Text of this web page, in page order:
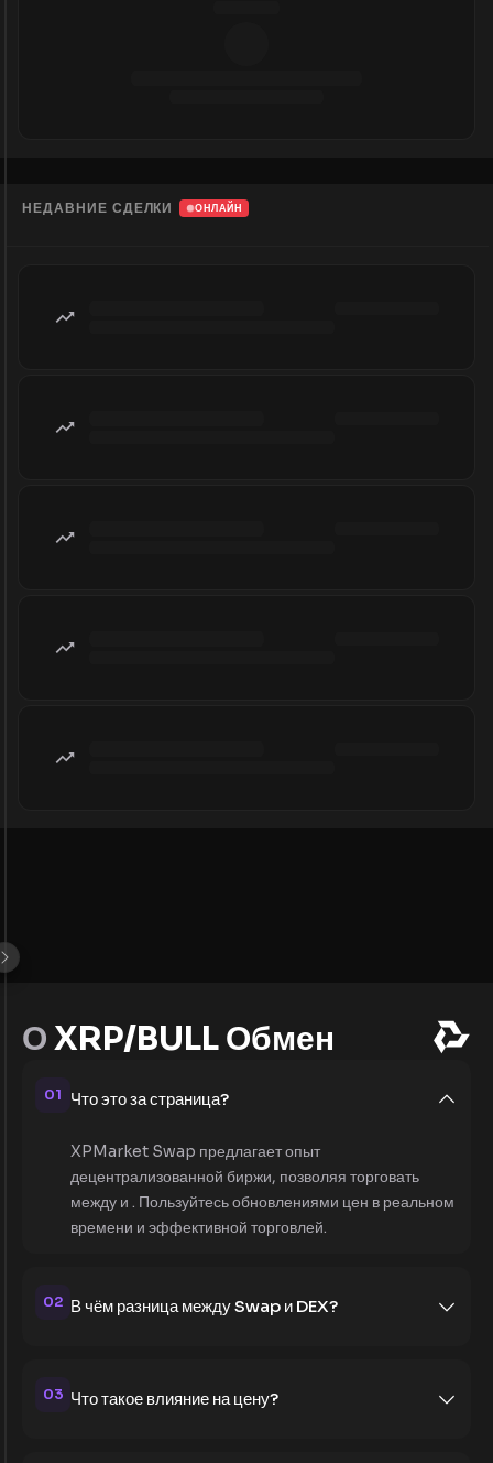
НЕДАВНИЕ СДЕЛКИ ОНЛАЙН
ОXRP/BULL Обмен
01 Что это за страница?
XPMarket Swap предлагает опыт
децентрализованной биржи, позволяя торговать
между и . Пользуйтесь обновлениями цен в реальном
времени и эффективной торговлей.
02 В чём разница между Swap и DEX?
03 Что такое влияние на цену?